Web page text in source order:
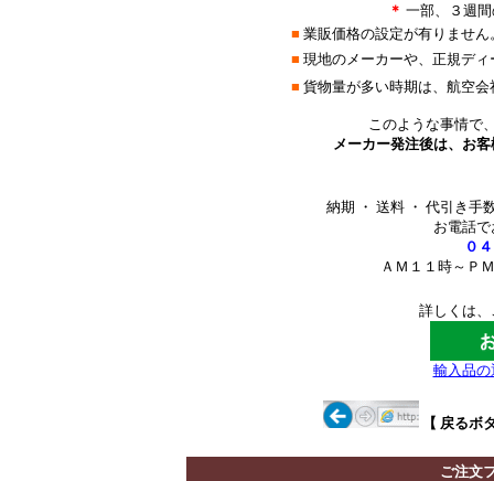
＊ 一部、３週
■ 業販価格の設定が有りませ
■ 現地のメーカーや、正規デ
■ 貨物量が多い時期は、航空
このような事情で
メーカー発注後は、お
納期 ・ 送料 ・ 代引き手
お電話
０
ＡＭ１１時～Ｐ
詳しくは
輸入品
【 戻るボ
ご注文